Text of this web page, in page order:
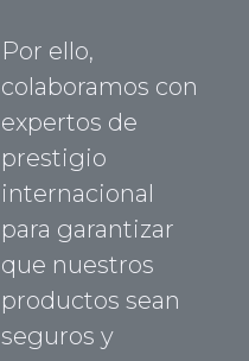
Por ello,
colaboramos con
expertos de
prestigio
internacional
para garantizar
que nuestros
productos sean
seguros y